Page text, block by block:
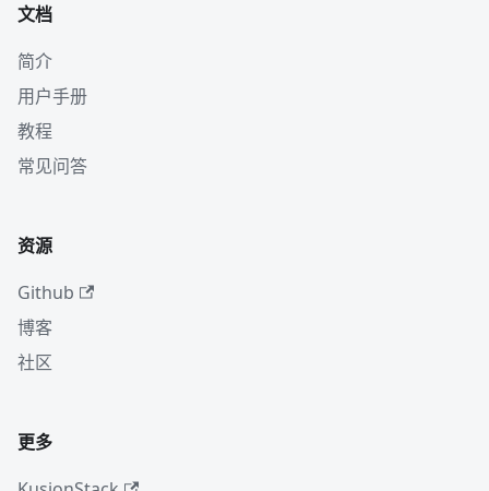
文档
简介
用户手册
教程
常见问答
资源
Github
博客
社区
更多